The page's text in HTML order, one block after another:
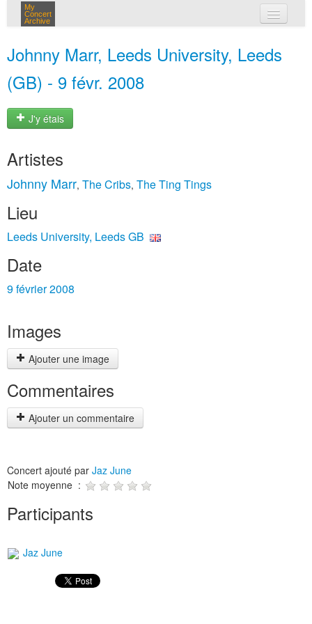
My
Concert
Archive
Johnny Marr, Leeds University, Leeds
(GB) - 9 févr. 2008
J'y étais
Artistes
Johnny Marr, The Cribs, The Ting Tings
Lieu
Leeds University, Leeds GB
Date
9 février 2008
Images
Ajouter une image
Commentaires
Ajouter un commentaire
Concert ajouté par Jaz June
Note moyenne :
Participants
Jaz June